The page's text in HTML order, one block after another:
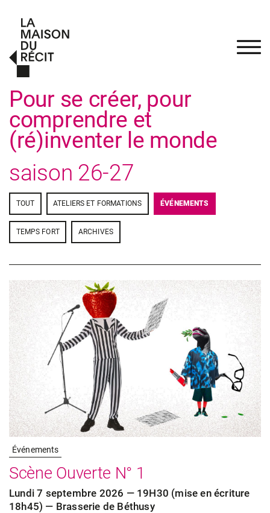
Pour se créer, pour
comprendre et
(ré)inventer le monde
saison 26-27
TOUT ATELIERS ET FORMATIONS ÉVÉNEMENTS
TEMPS FORT ARCHIVES
Événements
Scène Ouverte N° 1
Lundi 7 septembre 2026 — 19H30 (mise en écriture
18h45) — Brasserie de Béthusy